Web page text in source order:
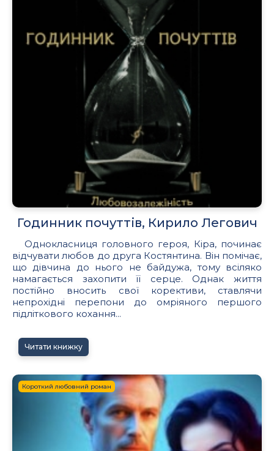
Годинник почуттів, Кирило Легович
Однокласниця головного героя, Кіра, починає
відчувати любов до друга Костянтина. Він помічає,
що дівчина до нього не байдужа, тому всіляко
намагається захопити її серце. Однак життя
постійно вносить свої корективи, ставлячи
непрохідні перепони до омріяного першого
підліткового кохання...
Читати книжку
Короткий любовний роман